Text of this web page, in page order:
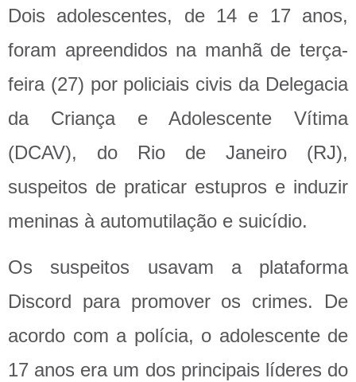
Dois adolescentes, de 14 e 17 anos,
foram apreendidos na manhã de terça-
feira (27) por policiais civis da Delegacia
da Criança e Adolescente Vítima
(DCAV), do Rio de Janeiro (RJ),
suspeitos de praticar estupros e induzir
meninas à automutilação e suicídio.
Os suspeitos usavam a plataforma
Discord para promover os crimes. De
acordo com a polícia, o adolescente de
17 anos era um dos principais líderes do